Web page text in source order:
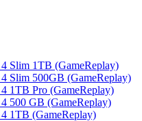
Slim 1TB (GameReplay)
Slim 500GB (GameReplay)
1TB Pro (GameReplay)
500 GB (GameReplay)
1TB (GameReplay)